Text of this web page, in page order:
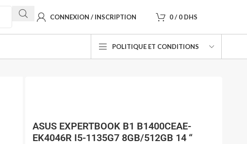
CONNEXION / INSCRIPTION 0/ 0 DHS
POLITIQUE ET CONDITIONS
ASUS EXPERTBOOK B1 B1400CEAE-
EK4046R I5-1135G7 8GB/512GB 14 “